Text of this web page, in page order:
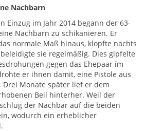
Nachbarn
Einzug im Jahr 2014 begann der 63-
Nachbarn zu schikanieren. Er
normale Maß hinaus, klopfte nachts
sie regelmäßig. Dies gipfelte
gegen das Ehepaar im
er ihnen damit, eine Pistole aus
Drei Monate später lief er dem
Beil hinterher. Weil der
der Nachbar auf die beiden
wodurch ein erheblicher